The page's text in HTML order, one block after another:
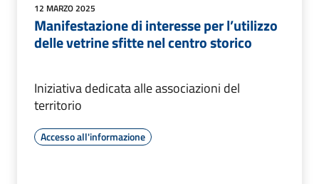
12 MARZO 2025
Manifestazione di interesse per l’utilizzo
delle vetrine sfitte nel centro storico
Iniziativa dedicata alle associazioni del
territorio
Accesso all'informazione